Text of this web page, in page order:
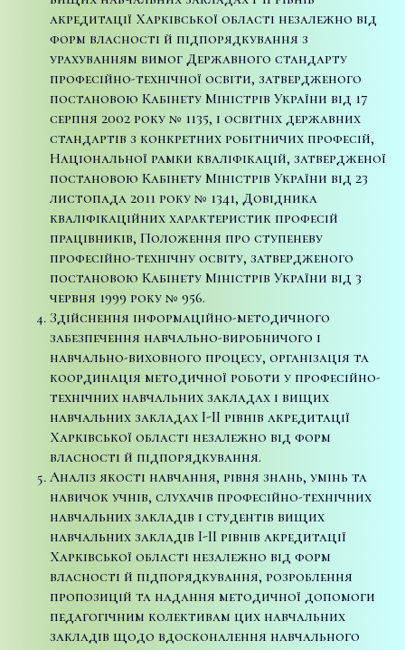
акредитації Харківської області незалежно від
форм власності й підпорядкування з
урахуванням вимог Державного стандарту
професійно-технічної освіти, затвердженого
постановою Кабінету Міністрів України від 17
серпня 2002 року № 1135, і освітніх державних
стандартів з конкретних робітничих професій,
Національної рамки кваліфікацій, затвердженої
постановою Кабінету Міністрів України від 23
листопада 2011 року № 1341, Довідника
кваліфікаційних характеристик професій
працівників, Положення про ступеневу
професійно-технічну освіту, затвердженого
постановою Кабінету Міністрів України від 3
червня 1999 року № 956.
Здійснення інформаційно-методичного
забезпечення навчально-виробничого і
навчально-виховного процесу, організація та
координація методичної роботи у професійно-
технічних навчальних закладах і вищих
навчальних закладах I-II рівнів акредитації
Харківської області незалежно від форм
власності й підпорядкування.
Аналіз якості навчання, рівня знань, умінь та
навичок учнів, слухачів професійно-технічних
навчальних закладів і студентів вищих
навчальних закладів I-II рівнів акредитації
Харківської області незалежно від форм
власності й підпорядкування, розроблення
пропозицій та надання методичної допомоги
педагогічним колективам цих навчальних
закладів щодо вдосконалення навчального